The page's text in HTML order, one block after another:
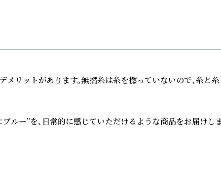
リットがあります。無撚糸は糸を撚っていないので
ルー”を、日常的に感じていただけるような商品をお届けし